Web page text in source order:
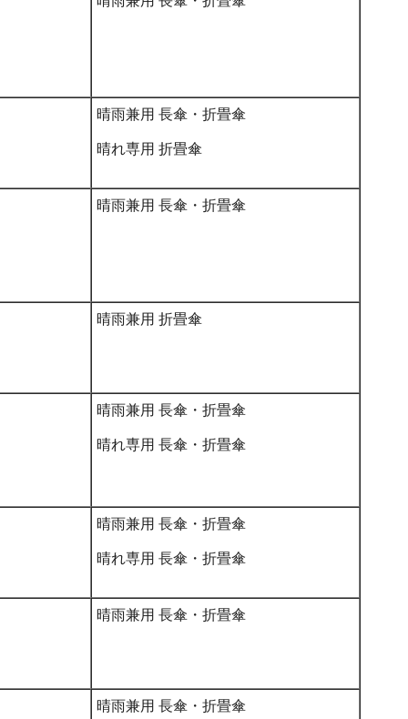
晴雨兼用 長傘・折畳傘
晴れ専用 折畳傘
晴雨兼用 長傘・折畳傘
晴雨兼用 折畳傘
晴雨兼用 長傘・折畳傘
晴れ専用 長傘・折畳傘
晴雨兼用 長傘・折畳傘
晴れ専用 長傘・折畳傘
晴雨兼用 長傘・折畳傘
晴雨兼用 長傘・折畳傘